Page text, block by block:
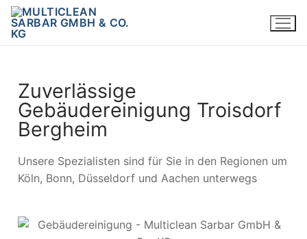
Zuverlässige
Gebäudereinigung Troisdorf
Bergheim
Unsere Spezialisten sind für Sie in den Regionen um
Köln, Bonn, Düsseldorf und Aachen unterwegs